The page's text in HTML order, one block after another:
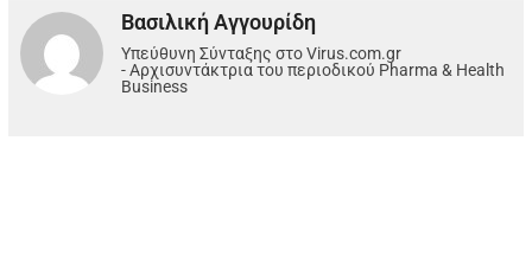
Βασιλική Αγγουρίδη
Υπεύθυνη Σύνταξης στο Virus.com.gr
- Αρχισυντάκτρια του περιοδικού Pharma & Health
Business